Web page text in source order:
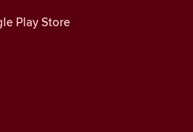
Play Store